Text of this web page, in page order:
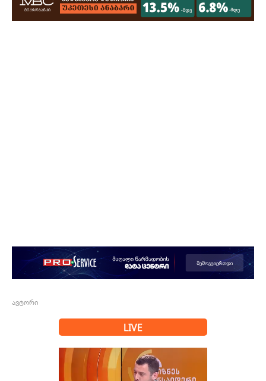
ავტორი
LIVE